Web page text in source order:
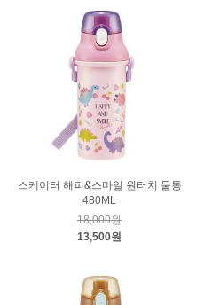
스케이터 해피&스마일 원터치 물통
480ML
18,000원
13,500원